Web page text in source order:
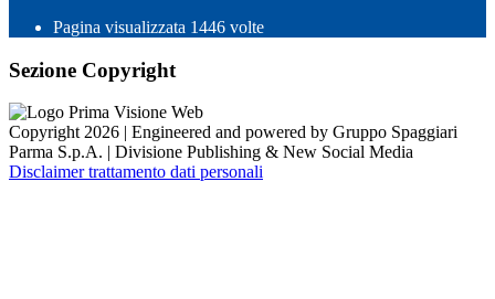
Pagina visualizzata 1446 volte
Sezione Copyright
Copyright 2026 | Engineered and powered by Gruppo Spaggiari
Parma S.p.A. | Divisione Publishing & New Social Media
Disclaimer trattamento dati personali